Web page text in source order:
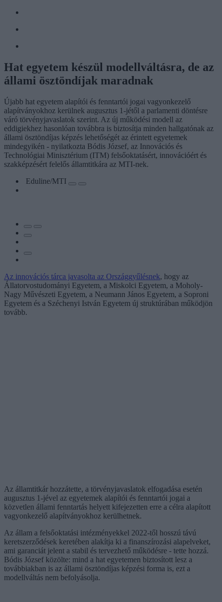
Hat egyetem készül modellváltásra, de az
állami ösztöndíjak maradnak
Újabb hat egyetem alapítói és fenntartói jogai vagyonkezelő
alapítványokhoz kerülnek augusztus 1-jétől a parlamenti döntésre
váró törvényjavaslatok szerint. Az új működési modell az
eddigiekhez hasonlóan továbbra is biztosítja minden hallgatónak az
állami ösztöndíjas képzés lehetőségét az érintett egyetemek
mindegyikén - nyilatkozta Bódis József, az Innovációs és
Technológiai Minisztérium (ITM) felsőoktatásért, innovációért és
szakképzésért felelős államtitkára az MTI-nek.
Eduline/MTI
Az innovációs tárca javasolta az Országgyűlésnek, hogy az
Állatorvostudományi Egyetem, a Miskolci Egyetem, a Moholy-
Nagy Művészeti Egyetem, a Neumann János Egyetem, a Soproni
Egyetem és a Széchenyi István Egyetem új struktúrában működjön
tovább.
Az államtitkár hozzátette, a törvényjavaslatok elfogadása esetén
augusztus 1-jével az egyetemek alapítói és fenntartói jogai a
közvetlen állami fenntartás helyett kifejezetten erre a célra alapított
vagyonkezelő alapítványokhoz kerülhetnek.
Az állam a felsőoktatási intézményekkel 2022-től hosszú távú
keretszerződések keretében alakítja ki a finanszírozási alapelveket,
ami garanciát jelent a stabil és tervezhető működésre - tette hozzá.
Bódis József közölte: mind a hat egyetemen biztosított lesz a
továbbiakban is az állami ösztöndíjas képzési forma is, ezt a
modellváltás nem befolyásolja.